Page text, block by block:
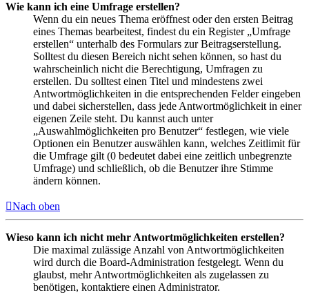
Wie kann ich eine Umfrage erstellen?
Wenn du ein neues Thema eröffnest oder den ersten Beitrag
eines Themas bearbeitest, findest du ein Register „Umfrage
erstellen“ unterhalb des Formulars zur Beitragserstellung.
Solltest du diesen Bereich nicht sehen können, so hast du
wahrscheinlich nicht die Berechtigung, Umfragen zu
erstellen. Du solltest einen Titel und mindestens zwei
Antwortmöglichkeiten in die entsprechenden Felder eingeben
und dabei sicherstellen, dass jede Antwortmöglichkeit in einer
eigenen Zeile steht. Du kannst auch unter
„Auswahlmöglichkeiten pro Benutzer“ festlegen, wie viele
Optionen ein Benutzer auswählen kann, welches Zeitlimit für
die Umfrage gilt (0 bedeutet dabei eine zeitlich unbegrenzte
Umfrage) und schließlich, ob die Benutzer ihre Stimme
ändern können.
Nach oben
Wieso kann ich nicht mehr Antwortmöglichkeiten erstellen?
Die maximal zulässige Anzahl von Antwortmöglichkeiten
wird durch die Board-Administration festgelegt. Wenn du
glaubst, mehr Antwortmöglichkeiten als zugelassen zu
benötigen, kontaktiere einen Administrator.